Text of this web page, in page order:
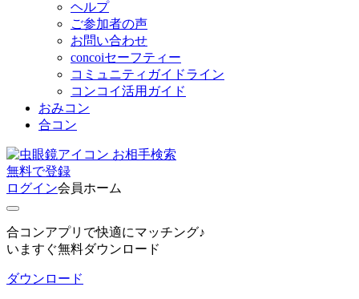
ヘルプ
ご参加者の声
お問い合わせ
concoiセーフティー
コミュニティガイドライン
コンコイ活用ガイド
おみコン
合コン
お相手検索
無料で登録
ログイン会員ホーム
合コンアプリで快適にマッチング♪
いますぐ無料ダウンロード
ダウンロード